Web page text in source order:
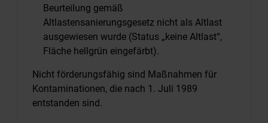
Beurteilung gemäß
Altlastensanierungsgesetz nicht als Altlast
ausgewiesen wurde (Status „keine Altlast“,
Fläche hellgrün eingefärbt).
Nicht förderungsfähig sind Maßnahmen für
Kontaminationen, die nach 1. Juli 1989
entstanden sind.